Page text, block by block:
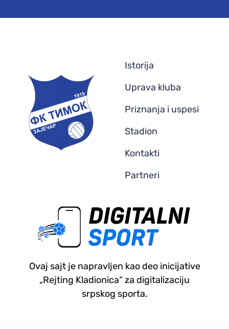
Istorija
Uprava kluba
Priznanja i uspesi
Stadion
Kontakti
Partneri
Ovaj sajt je napravljen kao deo inicijative
„Rejting Kladionica“ za digitalizaciju
srpskog sporta.